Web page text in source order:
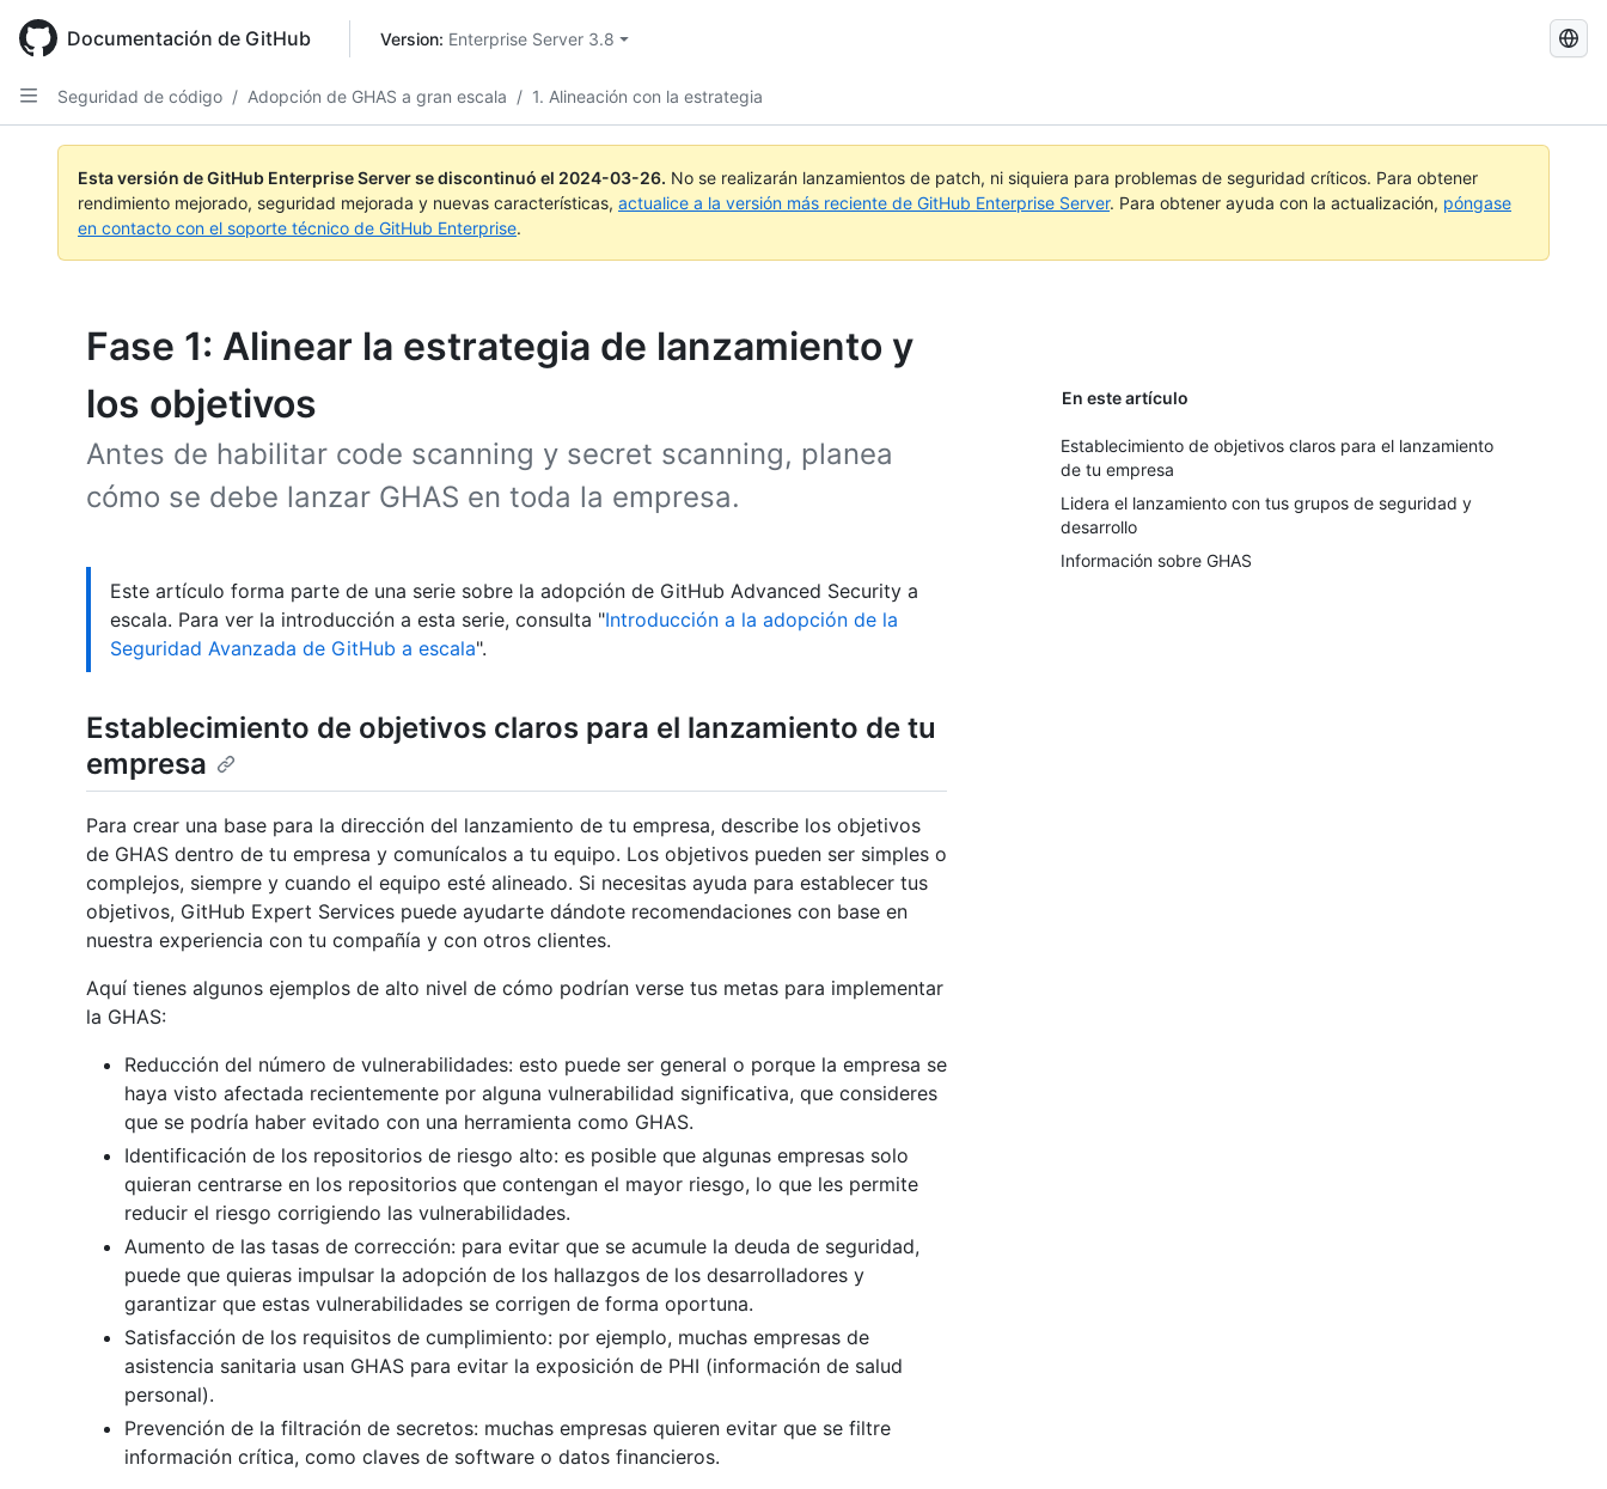
main
content
Documentación de GitHub Version: Enterprise Server 3.8
Buscar
Seguridad de código / Adopción de GHAS a gran escala / 1. Alineación con la estrategia
Esta versión de GitHub Enterprise Server se discontinuó el 2024-03-26. No se realizarán lanzamientos de patch, ni siquiera para problemas de seguridad críticos. Para obtener
rendimiento mejorado, seguridad mejorada y nuevas características, actualice a la versión más reciente de GitHub Enterprise Server. Para obtener ayuda con la actualización, póngase
en contacto con el soporte técnico de GitHub Enterprise.
Fase 1: Alinear la estrategia de lanzamiento y
los objetivos
Antes de habilitar code scanning y secret scanning, planea
cómo se debe lanzar GHAS en toda la empresa.
En este artículo
Establecimiento de objetivos claros para el lanzamiento
de tu empresa
Lidera el lanzamiento con tus grupos de seguridad y
desarrollo
Información sobre GHAS
Este artículo forma parte de una serie sobre la adopción de GitHub Advanced Security a
escala. Para ver la introducción a esta serie, consulta "Introducción a la adopción de la
Seguridad Avanzada de GitHub a escala".
Establecimiento de objetivos claros para el lanzamiento de tu
empresa
Para crear una base para la dirección del lanzamiento de tu empresa, describe los objetivos
de GHAS dentro de tu empresa y comunícalos a tu equipo. Los objetivos pueden ser simples o
complejos, siempre y cuando el equipo esté alineado. Si necesitas ayuda para establecer tus
objetivos, GitHub Expert Services puede ayudarte dándote recomendaciones con base en
nuestra experiencia con tu compañía y con otros clientes.
Aquí tienes algunos ejemplos de alto nivel de cómo podrían verse tus metas para implementar
la GHAS:
Reducción del número de vulnerabilidades: esto puede ser general o porque la empresa se
haya visto afectada recientemente por alguna vulnerabilidad significativa, que consideres
que se podría haber evitado con una herramienta como GHAS.
Identificación de los repositorios de riesgo alto: es posible que algunas empresas solo
quieran centrarse en los repositorios que contengan el mayor riesgo, lo que les permite
reducir el riesgo corrigiendo las vulnerabilidades.
Aumento de las tasas de corrección: para evitar que se acumule la deuda de seguridad,
puede que quieras impulsar la adopción de los hallazgos de los desarrolladores y
garantizar que estas vulnerabilidades se corrigen de forma oportuna.
Satisfacción de los requisitos de cumplimiento: por ejemplo, muchas empresas de
asistencia sanitaria usan GHAS para evitar la exposición de PHI (información de salud
personal).
Prevención de la filtración de secretos: muchas empresas quieren evitar que se filtre
información crítica, como claves de software o datos financieros.